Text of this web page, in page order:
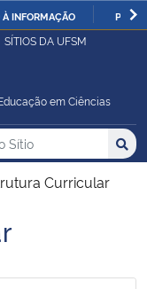
INFORMAÇÃO
SÍTIOS DA UFSM
em Ciências
no no Sítio
Curricular